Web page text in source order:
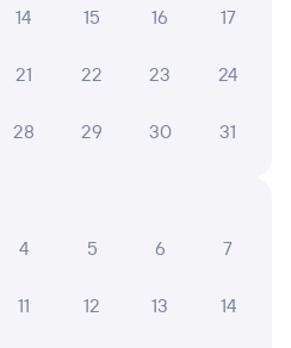
Выдрино в Озеро-
до Озера-Карачи
14 15 16 17
21 22 23 24
28 29 30 31
4 5 6 7
11 12 13 14